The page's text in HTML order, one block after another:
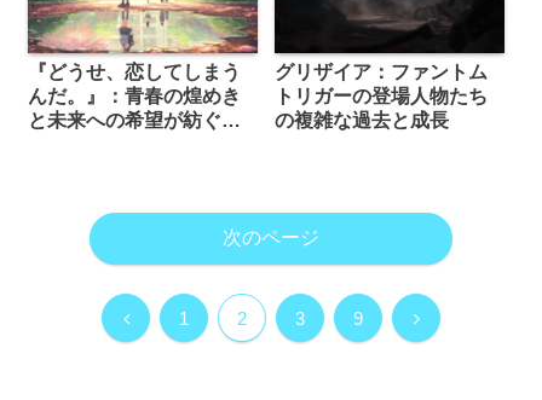
『どうせ、恋してしまう
んだ。』：青春の煌めき
と未来への希望が紡ぐ恋
グリザイア：ファントム
トリガーの登場人物たち
の複雑な過去と成長
次のページ
前 1 2 3 9 次